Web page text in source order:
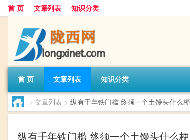
首 页 文章列表 知识分类
首 页 文章列表 知识分类
> 文章列表 > 纵有千年铁门槛 终须一个土馒头什么梗
纵有千年铁门槛 终须一个土馒头什么梗